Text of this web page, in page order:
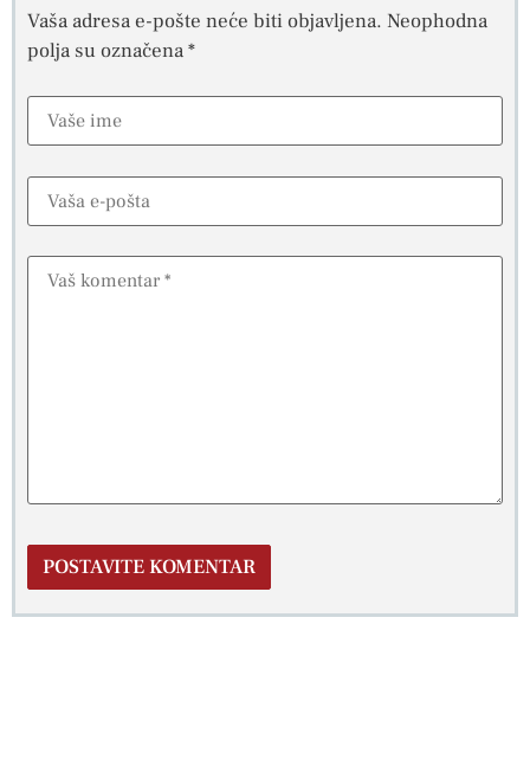
Vaša adresa e-pošte neće biti objavljena. Neophodna
polja su označena*